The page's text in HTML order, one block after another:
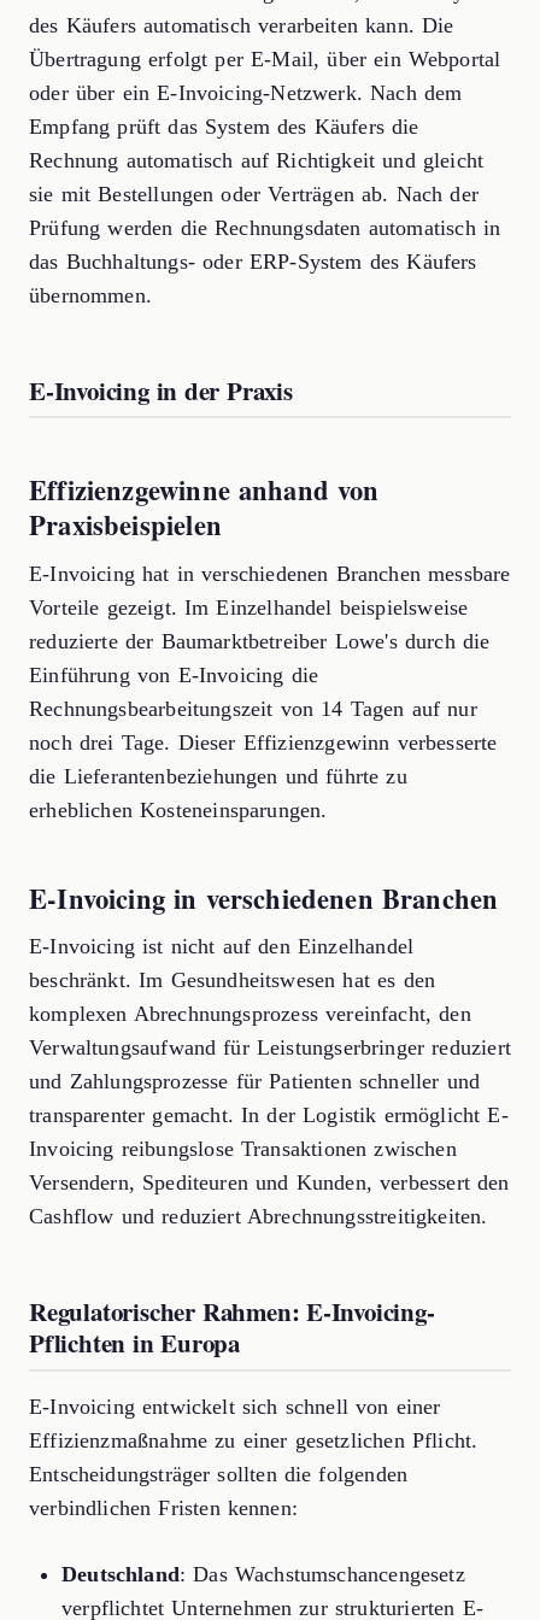
des Käufers automatisch verarbeiten kann. Die
Übertragung erfolgt per E-Mail, über ein Webportal
oder über ein E-Invoicing-Netzwerk. Nach dem
Empfang prüft das System des Käufers die
Rechnung automatisch auf Richtigkeit und gleicht
sie mit Bestellungen oder Verträgen ab. Nach der
Prüfung werden die Rechnungsdaten automatisch in
das Buchhaltungs- oder ERP-System des Käufers
übernommen.
E-Invoicing in der Praxis
Effizienzgewinne anhand von
Praxisbeispielen
E-Invoicing hat in verschiedenen Branchen messbare
Vorteile gezeigt. Im Einzelhandel beispielsweise
reduzierte der Baumarktbetreiber Lowe's durch die
Einführung von E-Invoicing die
Rechnungsbearbeitungszeit von 14 Tagen auf nur
noch drei Tage. Dieser Effizienzgewinn verbesserte
die Lieferantenbeziehungen und führte zu
erheblichen Kosteneinsparungen.
E-Invoicing in verschiedenen Branchen
E-Invoicing ist nicht auf den Einzelhandel
beschränkt. Im Gesundheitswesen hat es den
komplexen Abrechnungsprozess vereinfacht, den
Verwaltungsaufwand für Leistungserbringer reduziert
und Zahlungsprozesse für Patienten schneller und
transparenter gemacht. In der Logistik ermöglicht E-
Invoicing reibungslose Transaktionen zwischen
Versendern, Spediteuren und Kunden, verbessert den
Cashflow und reduziert Abrechnungsstreitigkeiten.
Regulatorischer Rahmen: E-Invoicing-
Pflichten in Europa
E-Invoicing entwickelt sich schnell von einer
Effizienzmaßnahme zu einer gesetzlichen Pflicht.
Entscheidungsträger sollten die folgenden
verbindlichen Fristen kennen:
Deutschland: Das Wachstumschancengesetz
verpflichtet Unternehmen zur strukturierten E-